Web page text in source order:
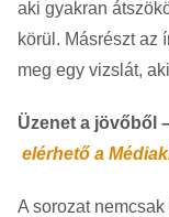
aki gyakran
körül. Másrészt az
meg egy vizslát,
Üzenet a jövőből
elérhető a
A sorozat